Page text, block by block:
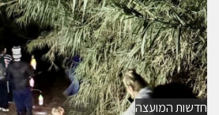
חדשות המועצה